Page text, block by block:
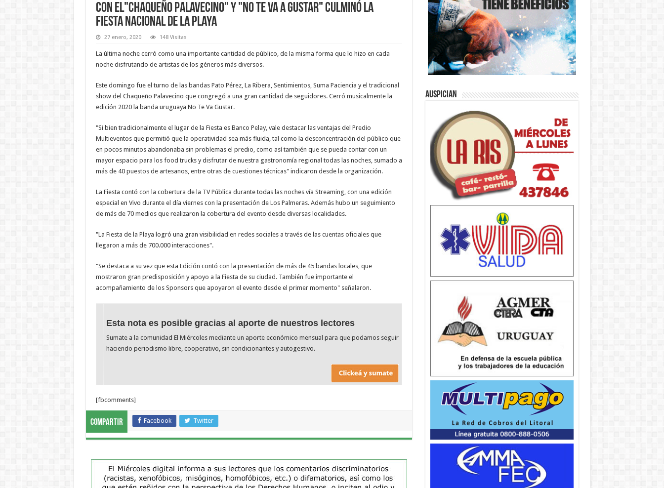
Con el"Chaqueño Palavecino" y "No te va a gustar" culminó la
Fiesta Nacional de la Playa
27 enero, 2020 148 Visitas
La última noche cerró como una importante cantidad de público, de la misma forma que lo hizo en cada
noche disfrutando de artistas de los géneros más diversos.
Este domingo fue el turno de las bandas Pato Pérez, La Ribera, Sentimientos, Suma Paciencia y el tradicional
show del Chaqueño Palavecino que congregó a una gran cantidad de seguidores. Cerró musicalmente la
edición 2020 la banda uruguaya No Te Va Gustar.
"Si bien tradicionalmente el lugar de la Fiesta es Banco Pelay, vale destacar las ventajas del Predio
Multieventos que permitió que la operatividad sea más fluida, tal como la desconcentración del público que
en pocos minutos abandonaba sin problemas el predio, como así también que se pueda contar con un
mayor espacio para los food trucks y disfrutar de nuestra gastronomía regional todas las noches, sumado a
más de 40 puestos de artesanos, entre otras de cuestiones técnicas" indicaron desde la organización.
La Fiesta contó con la cobertura de la TV Pública durante todas las noches vía Streaming, con una edición
especial en Vivo durante el día viernes con la presentación de Los Palmeras. Además hubo un seguimiento
de más de 70 medios que realizaron la cobertura del evento desde diversas localidades.
"La Fiesta de la Playa logró una gran visibilidad en redes sociales a través de las cuentas oficiales que
llegaron a más de 700.000 interacciones".
"Se destaca a su vez que esta Edición contó con la presentación de más de 45 bandas locales, que
mostraron gran predisposición y apoyo a la Fiesta de su ciudad. También fue importante el
acompañamiento de los Sponsors que apoyaron el evento desde el primer momento" señalaron.
Esta nota es posible gracias al aporte de nuestros lectores
Sumate a la comunidad El Miércoles mediante un aporte económico mensual para que podamos seguir
haciendo periodismo libre, cooperativo, sin condicionantes y autogestivo.
[fbcomments]
Compartir Facebook Twitter
Auspician